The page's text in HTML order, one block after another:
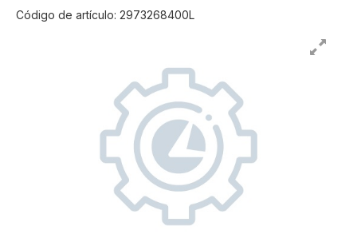
Código de artículo: 2973268400L